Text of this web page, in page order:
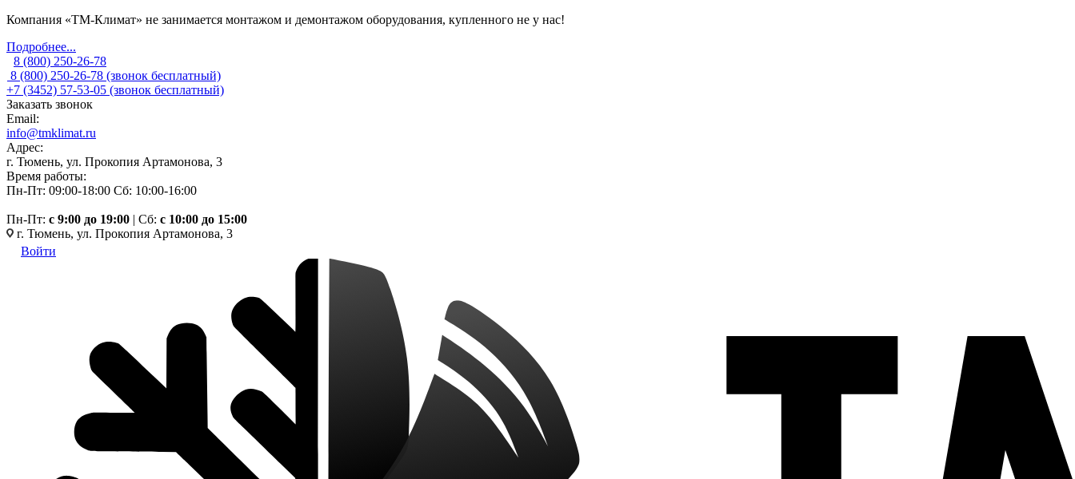
Компания «ТМ-Климат» не занимается монтажом и демонтажом оборудования, купленного не у нас!
Подробнее...
8 (800) 250-26-78
8 (800) 250-26-78 (звонок бесплатный)
+7 (3452) 57-53-05 (звонок бесплатный)
Заказать звонок
Email:
info@tmklimat.ru
Адрес:
г. Тюмень, ул. Прокопия Артамонова, 3
Время работы:
Пн-Пт: 09:00-18:00 Сб: 10:00-16:00
Пн-Пт: c 9:00 до 19:00 | Сб: с 10:00 до 15:00
г. Тюмень, ул. Прокопия Артамонова, 3
Войти